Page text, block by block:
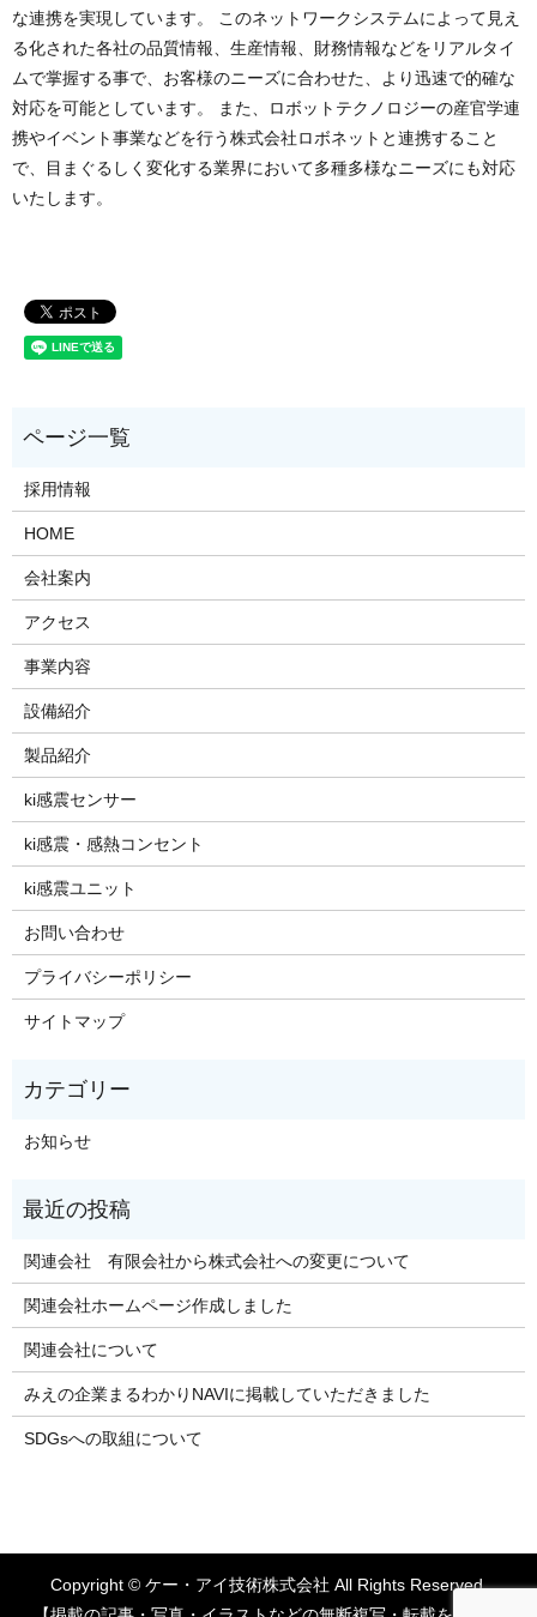
な連携を実現しています。 このネットワークシステムによって見え
る化された各社の品質情報、生産情報、財務情報などをリアルタイ
ムで掌握する事で、お客様のニーズに合わせた、より迅速で的確な
対応を可能としています。 また、ロボットテクノロジーの産官学連
携やイベント事業などを行う株式会社ロボネットと連携すること
で、目まぐるしく変化する業界において多種多様なニーズにも対応
いたします。
採用情報
HOME
会社案内
アクセス
事業内容
設備紹介
製品紹介
ki感震センサー
ki感震・感熱コンセント
ki感震ユニット
お問い合わせ
プライバシーポリシー
サイトマップ
お知らせ
関連会社 有限会社から株式会社への変更について
関連会社ホームページ作成しました
関連会社について
みえの企業まるわかりNAVIに掲載していただきました
SDGsへの取組について
Copyright © ケー・アイ技術株式会社 All Rights Reserved.